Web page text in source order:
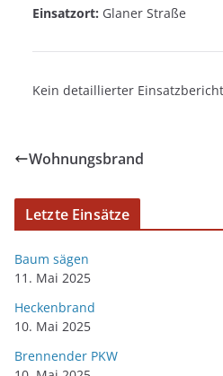
Einsatzort: Glaner Straße
Kein detaillierter
Wohnungsbrand
Letzte Einsätze
Baum sägen
11. Mai 2025
Heckenbrand
10. Mai 2025
Brennender PKW